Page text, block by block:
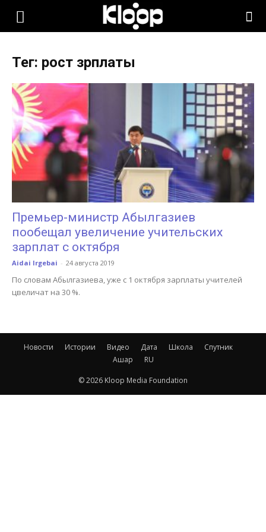
KLOOP.KG
Новости
Кыргызстана
Тег: рост зрплаты
Премьер-министр Абылгазиев
пообещал увеличение учительских
зарплат с октября
Aidai Irgebai - 24 августа 2019
По словам Абылгазиева, уже с 1 октября зарплаты учителей
цвеличат на 30 %.
Новости Истории Видео Дата Школа
Спутник
Ашар
RU
© 2026 Kloop Media Foundation